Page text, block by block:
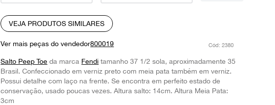
VEJA PRODUTOS SIMILARES
Ver mais peças do vendedor800019 : 2380
Salto Peep Toe da marca Fendi tamanho 37 1/2 sola, aproximadamente 35
Brasil. Confeccionado em verniz preto com meia pata também em verniz.
Possui detalhe com laço na frente. Se encontra em perfeito estado de
conservação, usado poucas vezes. Altura salto: 14cm. Altura Meia Pata:
3cm